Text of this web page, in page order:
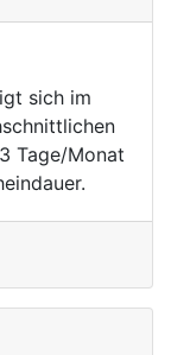
sich im
Tage/Monat